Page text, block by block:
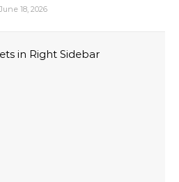
June 18, 2026
in Right Sidebar